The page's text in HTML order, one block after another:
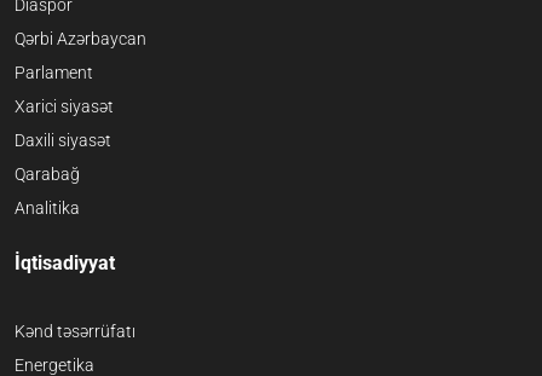
Diaspor
Qərbi Azərbaycan
Parlament
Xarici siyasət
Daxili siyasət
Qarabağ
Analitika
İqtisadiyyat
Kənd təsərrüfatı
Energetika